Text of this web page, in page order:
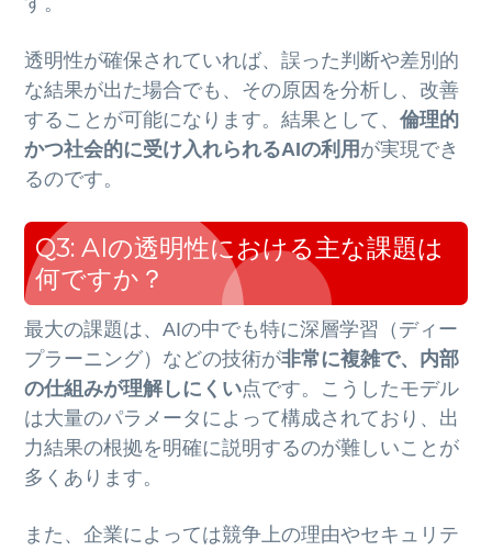
透明性が確保されていれば、誤った判断や差別的
な結果が出た場合でも、その原因を分析し、改善
することが可能になります。結果として、倫理的
かつ社会的に受け入れられるAIの利用 が実現でき
るのです。
Q3: AIの透明性における主な課題は
何ですか？
最大の課題は、AIの中でも特に深層学習（ディー
プラーニング）などの技術が非常に複雑で、内部
の仕組みが理解しにくい点です。こうしたモデル
は大量のパラメータによって構成されており、出
力結果の根拠を明確に説明するのが難しいことが
多くあります。
また、企業によっては競争上の理由やセキュリテ